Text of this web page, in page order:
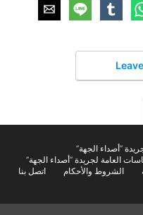
“أصداء الجهة”
العامة لجريدة “أصداء الجهة”
الشروط والأحكام اتصل بنا